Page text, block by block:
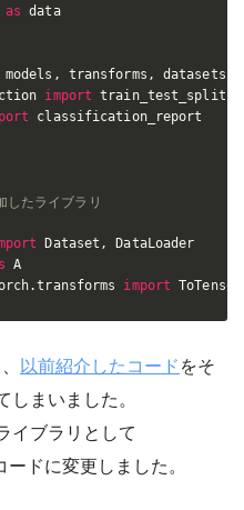
as
data
models , transforms ,
import
したライブラリ
Dataset ,
.transforms import
以前紹介したコード をそ
しまいました。
イブラリとして
ードに変更しました。